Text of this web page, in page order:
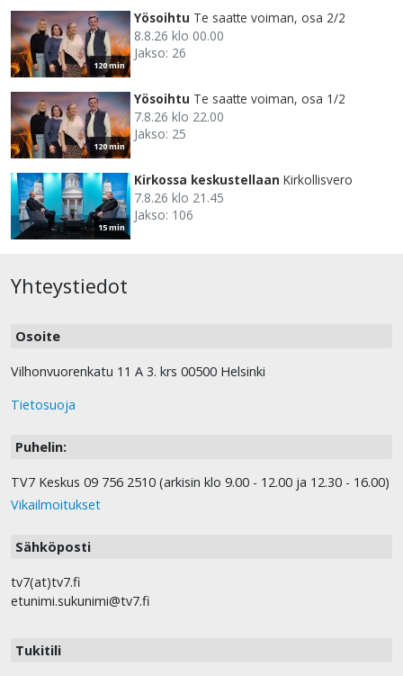
120 min
Yösoihtu Te saatte voiman, osa 2/2
8.8.26 klo 00.00
Jakso: 26
120 min
Yösoihtu Te saatte voiman, osa 1/2
7.8.26 klo 22.00
Jakso: 25
15 min
Kirkossa keskustellaan Kirkollisvero
7.8.26 klo 21.45
Jakso: 106
Yhteystiedot
Osoite
Vilhonvuorenkatu 11 A 3. krs 00500 Helsinki
Tietosuoja
Puhelin:
TV7 Keskus 09 756 2510 (arkisin klo 9.00 - 12.00 ja 12.30 - 16.00)
Vikailmoitukset
Sähköposti
tv7(at)tv7.fi
etunimi.sukunimi@tv7.fi
Tukitili